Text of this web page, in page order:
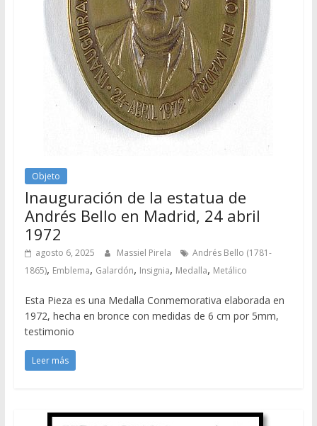
Objeto
Inauguración de la estatua de
Andrés Bello en Madrid, 24 abril
1972
agosto 6, 2025 Massiel Pirela
Andrés Bello (1781-
1865), Emblema, Galardón, Insignia, Medalla, Metálico
Esta Pieza es una Medalla Conmemorativa elaborada en
1972, hecha en bronce con medidas de 6 cm por 5mm,
testimonio
Leer más